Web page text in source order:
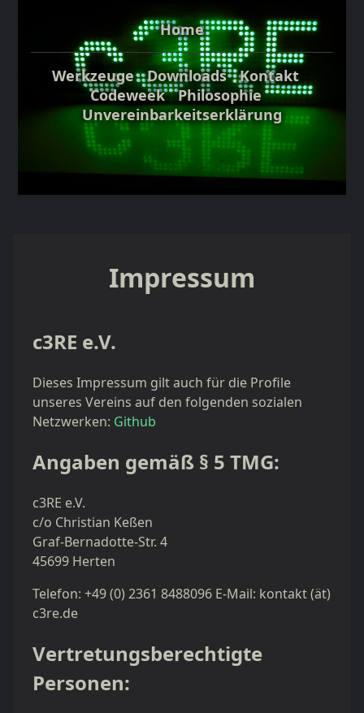
Home
Werkzeuge Downloads
Kontakt
Codeweek
Philosophie
Unvereinbarkeitserklärung
Impressum
c3RE e.V.
Dieses Impressum gilt auch für die Profile
unseres Vereins auf den folgenden sozialen
Netzwerken: Github
Angaben gemäß § 5 TMG:
c3RE e.V.
c/o Christian Keßen
Graf-Bernadotte-Str. 4
45699 Herten
Telefon: +49 (0) 2361 8488096 E-Mail: kontakt (ät)
c3re.de
Vertretungsberechtigte
Personen: